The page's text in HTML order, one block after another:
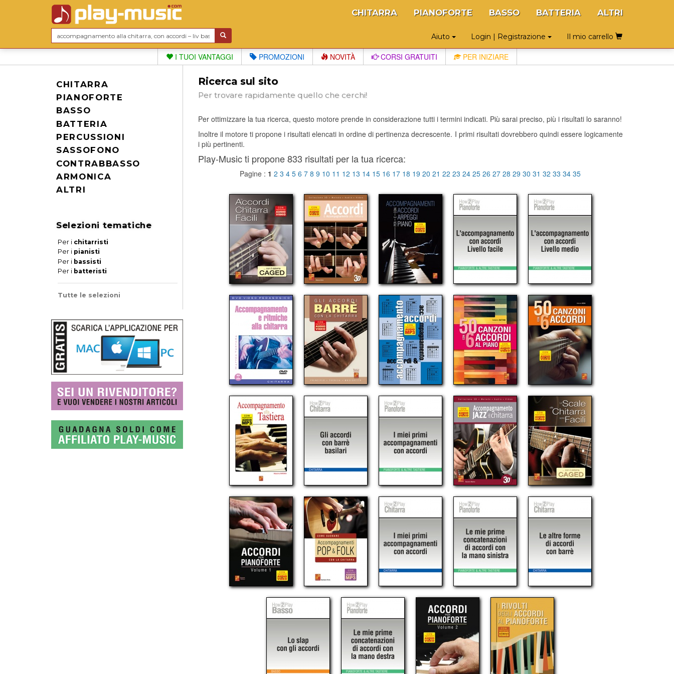
CHITARRA PIANOFORTE BASSO BATTERIA ALTRI
Aiuto Login | Registrazione Il mio carrello
I TUOI VANTAGGI PROMOZIONI NOVITÀ CORSI GRATUITI PER INIZIARE
CHITARRA
PIANOFORTE
BASSO
BATTERIA
PERCUSSIONI
SASSOFONO
CONTRABBASSO
ARMONICA
ALTRI
Selezioni tematiche
Per i chitarristi
Per i pianisti
Per i bassisti
Per i batteristi
Tutte le selezioni
Ricerca sul sito
Per trovare rapidamente quello che cerchi!
Per ottimizzare la tua ricerca, questo motore prende in considerazione tutti i termini indicati. Più sarai preciso, più i risultati lo saranno!
Inoltre il motore ti propone i risultati elencati in ordine di pertinenza decrescente. I primi risultati dovrebbero quindi essere logicamente
i più pertinenti.
Play-Music ti propone 833 risultati per la tua ricerca:
Pagine : 1 2 3 4 5 6 7 8 9 10 11 12 13 14 15 16 17 18 19 20 21 22 23 24 25 26 27 28 29 30 31 32 33 34 35